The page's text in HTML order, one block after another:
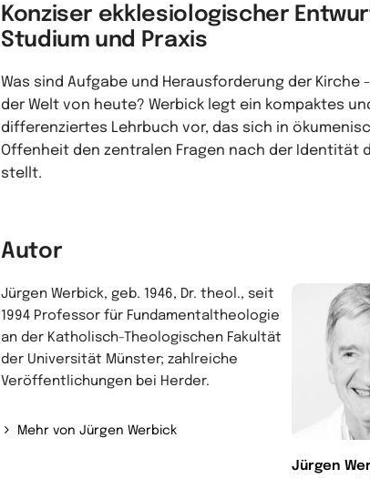
Konziser ekklesiologischer
Studium und Praxis
Was sind Aufgabe und Herausforderung der Kirche
der Welt von heute? Werbick legt ein kompaktes
differenziertes Lehrbuch vor, das sich in
Offenheit den zentralen Fragen nach der Identität
stellt.
Autor
Jürgen
Jürgen Werbick, geb. 1946, Dr. theol., seit
1994 Professor für Fundamentaltheologie
an der Katholisch-Theologischen Fakultät
der Universität Münster; zahlreiche
Veröffentlichungen bei Herder.
Mehr von Jürgen Werbick